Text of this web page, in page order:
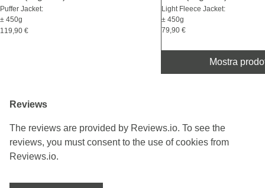
Puffer Jacket:
± 450g
119,90 €
Light Fleece Jacket:
± 450g
79,90 €
Mostra
Reviews
The reviews are provided by Reviews.io. To see the
reviews, you must consent to the use of cookies from
Reviews.io.